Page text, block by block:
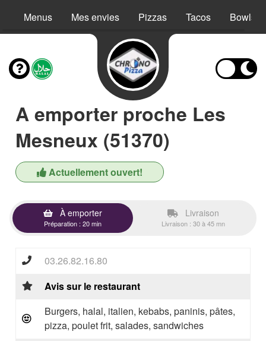
Menus Mes envies Pizzas Tacos Bowls
A emporter proche Les
Mesneux (51370)
Actuellement ouvert!
À emporter
Préparation : 20 min
Livraison
Livraison : 30 à 45 mn
03.26.82.16.80
Avis sur le restaurant
Burgers, halal, italien, kebabs, paninis, pâtes,
pizza, poulet frit, salades, sandwiches